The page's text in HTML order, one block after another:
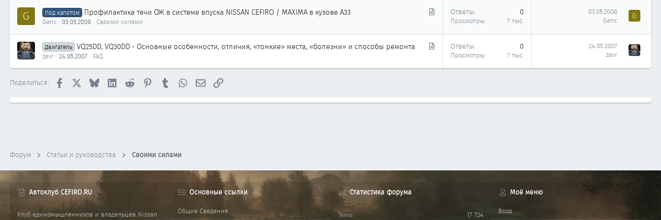
G Под капотом Профилактика течи ОЖ в системе впуска NISSAN CEFIRO / MAXIMA в кузове A33
Ganc 03.05.2008 Своими силами
Ответы 0
Просмотры 7 тыс.
03.05.2008
Ganc
G
Двигатель VQ25DD, VQ30DD - Основные особенности, отличия, «тонкие» места, «болезни» и способы ремонта
zavr 24.05.2007 FAQ
Ответы 0
Просмотры 7 тыс.
24.05.2007
zavr
Поделиться: Facebook Bluesky LinkedInReddit PinterestTumblrWhatsAppЭлектронная почта
Ссылка
Форум Статьи и руководства Своими силами
Автоклуб CEFIRO.RU
Клуб единомышленников и владельцев Nissan
Основные ссылки
Общие Сведения
Статистика форума
Темы 17 724
Моё меню
Вход